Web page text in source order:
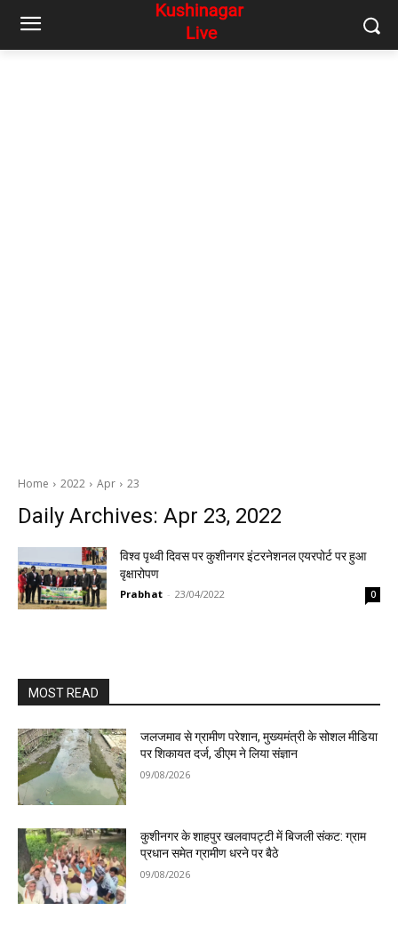
Home 2022 Apr 23
Daily Archives: Apr 23, 2022
विश्व पृथ्वी दिवस पर कुशीनगर इंटरनेशनल एयरपोर्ट पर हुआ
वृक्षारोपण
Prabhat - 23/04/2022 0
MOST READ
जलजमाव से ग्रामीण परेशान, मुख्यमंत्री के सोशल मीडिया
पर शिकायत दर्ज, डीएम ने लिया संज्ञान
09/08/2026
कुशीनगर के शाहपुर खलवापट्टी में बिजली संकट: ग्राम
प्रधान समेत ग्रामीण धरने पर बैठे
09/08/2026